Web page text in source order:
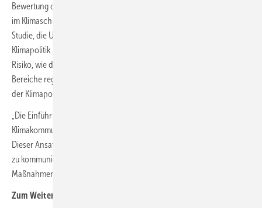
Bewertung der notwendigen rechtlichen und regulatorischen Schritte
im Klimaschutz zu fördern, so Forgács. Denn, auch das ergab seine
Studie, die Umsetzung von wissenschaftlichem Wissen in der
Klimapolitik bleibe im Vergleich zu anderen Bereichen mit hohem
Risiko, wie der Luftfahrt oder der Medizin, deutlich zurück. Diese
Bereiche regulierten Verantwortung und Sicherheit strenger, was in
der Klimapolitik bisher nicht im gleichen Maße der Fall ist.
„Die Einführung einer medizinischen Sprache in der
Klimakommunikation könnte einen Paradigmenwechsel darstellen.
Dieser Ansatz könnte helfen, die Ernsthaftigkeit der Klimakrise klarer
zu kommunizieren und eine breitere Akzeptanz für notwendige
Maßnahmen zu schaffen“, betont Bálint Forgács. (kw)
Zum Weiterlesen: